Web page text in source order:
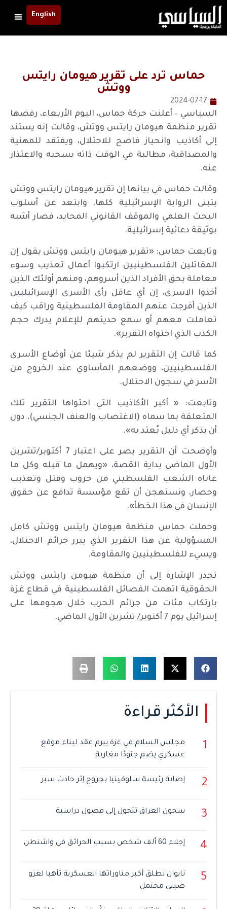
English
حماس ترد على تقرير هيومان رايتس
ووتش
2024-07-17
السياسي – أعلنت حركة حماس، اليوم الأربعاء، رفضها
تقرير منظمة هيومان رايتس ووتش، وقالت إنه يستند
إلى أكاذيب وانحياز فاضح للاحتلال، ويفتقد للمهنية
والمصداقية، مطالبة في الوقت ذاته بسحبه والاعتذار
عنه.
وقالت حماس في بيانها إن تقرير هيومان رايتس ووتش
يتبنى الرواية الإسرائيلية كلها، وابتعد عن أسلوب
البحث العلمي والموقف القانوني المحايد، فصار أشبه
بوثيقة دعائية إسرائيلية.
وتابعت حماس: «تقرير هيومان رايتس ووتش يقول إن
المقاتلين الفلسطينيين ارتكبوا أعمال تعذيب وسوء
معاملة بحق الأفراد الذين أسروهم، ومنهم أولئك الذين
أخذوا الاسرى، إن أي عاقل رأى الأسرى الإسرائيليين
الذين أفرجت عنهم المقاومة الفلسطينية وراقب كيف
تعاملت معهم أو سمع حديثهم للإعلام يدرك حجم
الكذب الذي احتواه التقرير».
كما قالت إن التقرير لم يذكر شيئا عن أوضاع الأسرى
الفلسطينيين، ووضعهم المأساوي عند الخروج من
الأسر في سجون الاحتلال.
وتابعت: « أكبر الأكاذيب التي احتواها التقرير تلك
المتعلقة بما سماه (الاغتصاب والعنف الجنسي)، دون
أن يذكر أي دليل يُعتد به».
وأوضحت أن التقرير يصر على اعتبار 7 أكتوبر/تشرين
الأول الماضي بداية القصة، «ويهمل ما قبله وكل ما
عاناه الشعب الفلسطيني من حروب وقتل وتعذيب
وحصار، ونستهجن أن تقع مؤسسة تدافع عن حقوق
الإنسان في هذا الخطأ».
وحملت حماس منظمة هيومان رايتس ووتش كامل
المسؤولية عن هذا التقرير الذي يبرر جرائم الاحتلال،
ويسيء للفلسطينيين والمقاومة.
تجدر الإشارة إلى أن منظمة هيومن رايتس ووتش
الحقوقية اتهمت الفصائل الفلسطينية في قطاع غزة
بارتكاب مئات من جرائم الحرب خلال هجومها على
إسرائيل يوم 7 أكتوبر/ تشرين الأول الماضي.
الأكثر قراءة
1
مجلس السلام في غزة يبرم عقد لبناء موقع
عسكري يضم جنودًا مغاربة
2 إصابة رئيسة سلوفينيا بجروح إثر حادث سير
3 سجون العراق تتحول إلى فصول دراسية
4 إجلاء 60 ألف شخص بسبب الحرائق في واشنطن
5
تايوان تطلق أكبر مناوراتها العسكرية تأهبا لغزو
صيني محتمل